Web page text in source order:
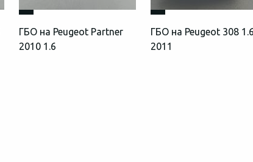
ГБО на Peugeot Partner
2010 1.6
ГБО на Peugeot 308
2011